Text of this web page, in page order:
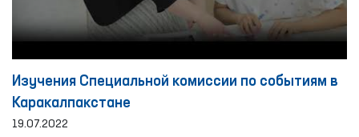
Изучения Специальной комиссии по событиям в
Каракалпакстане
19.07.2022